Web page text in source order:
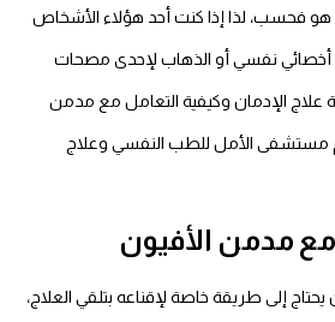
فحسب، لذا إذا كنت أحد هؤلاء الأشخاص
نفسي أو الذهاب لإحدى مصحات
علاج الإدمان وكيفية التعامل مع مدمن
مستشفى الأمل للطب النفسي وعلاج
مع مدمن الأفيون
إلى طريقة خاصة لإقناعه بتلقي العلاج،